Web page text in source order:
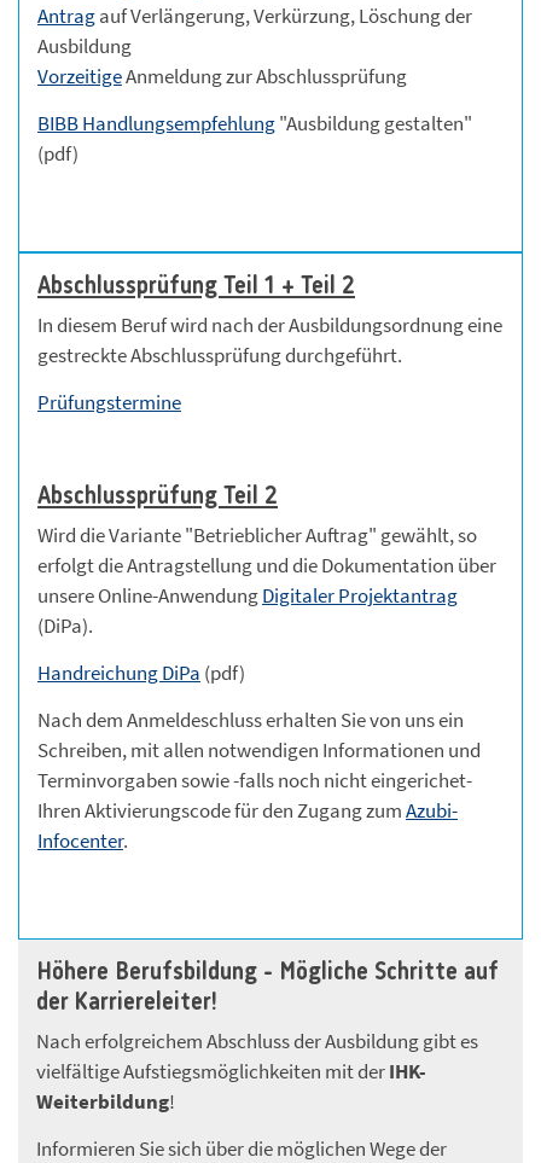
Antragauf Verlängerung, Verkürzung, Löschung der
Ausbildung
VorzeitigeAnmeldung zur Abschlussprüfung
BIBB Handlungsempfehlung"Ausbildung gestalten"
(pdf)
Abschlussprüfung Teil 1 + Teil 2
In diesem Beruf wird nach der Ausbildungsordnung eine
gestreckte Abschlussprüfung durchgeführt.
Prüfungstermine
Abschlussprüfung Teil 2
Wird die Variante "Betrieblicher Auftrag" gewählt, so
erfolgt die Antragstellung und die Dokumentation über
unsere Online-AnwendungDigitaler Projektantrag
(DiPa).
Handreichung DiPa (pdf)
Nach dem Anmeldeschluss erhalten Sie von uns ein
Schreiben, mit allen notwendigen Informationen und
Terminvorgaben sowie -falls noch nicht eingerichet-
Ihren Aktivierungscode für den Zugang zumAzubi-
Infocenter.
Höhere Berufsbildung - Mögliche Schritte auf
der Karriereleiter!
Nach erfolgreichem Abschluss der Ausbildung gibt es
vielfältige Aufstiegsmöglichkeiten mit derIHK-
Weiterbildung!
Informieren Sie sich über die möglichen Wege der